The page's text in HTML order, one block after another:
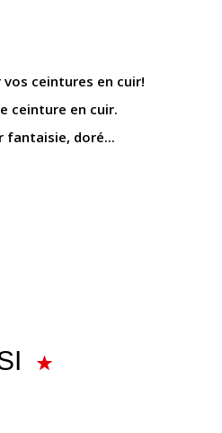
ceintures en cuir!
ceinture en cuir.
fantaisie, doré...